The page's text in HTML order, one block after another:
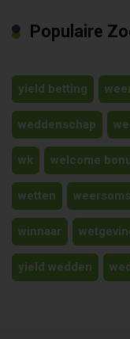
Populaire
yield betting
weddenschap
wk welcome
wetten
winnaar
yield wedden